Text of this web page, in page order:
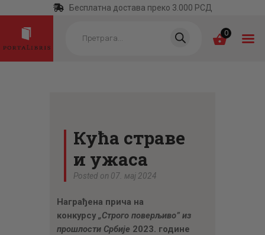
Бесплатна достава преко 3.000 РСД
search 0
НАЈПРОДАВАНИЈЕ
НОВЕ КЊИГЕ
ЗАБОРАВА
АУТОРИ
Кућа страве
и ужаса
Posted on 07. мај 2024
Награђена прича на
конкурсу„Строго поверљиво” из
прошлости Србије 2023. године